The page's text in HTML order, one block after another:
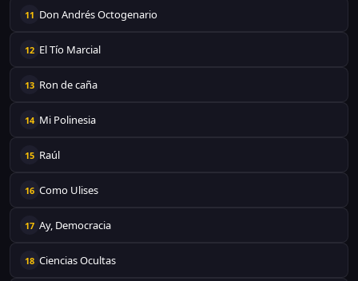
11 Don Andrés Octogenario
12 El Tío Marcial
13 Ron de caña
14 Mi Polinesia
15 Raúl
16 Como Ulises
17 Ay, Democracia
18 Ciencias Ocultas